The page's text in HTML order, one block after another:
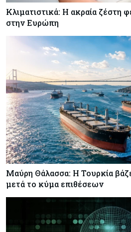
Κλιματιστικά: Η ακραία ζέστη
στην Ευρώπη
Μαύρη Θάλασσα: Η Τουρκία
μετά το κύμα επιθέσεων